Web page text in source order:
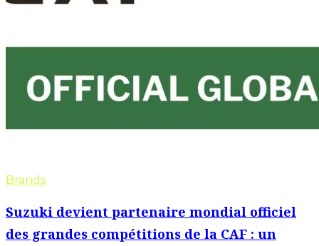
Brands
Suzuki devient partenaire mondial officiel
des grandes compétitions de la CAF : un